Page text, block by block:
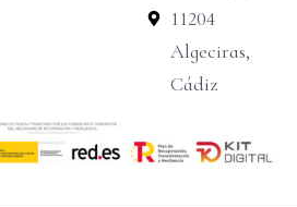
11204
Algeciras,
Cádiz